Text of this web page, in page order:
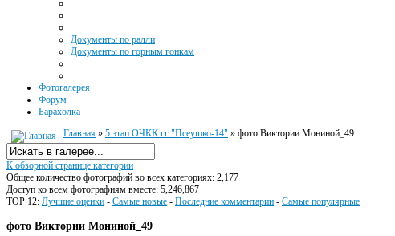
Документы по ралли
Документы по горным гонкам
Фотогалерея
Форум
Барахолка
Главная » 5 этап ОЧКК гг "Псеушко-14" » фото Виктории Мониной_49
К обзорной странице категории
Общее количество фотографий во всех категориях: 2,177
Доступ ко всем фотографиям вместе: 5,246,867
TOP 12: Лучшие оценки - Самые новые - Последние комментарии - Самые популярные
фото Виктории Мониной_49